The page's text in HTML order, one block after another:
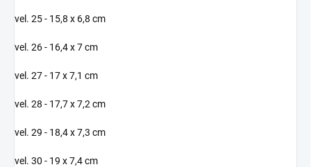
vel. 25 - 15,8 x 6,8 cm
vel. 26 - 16,4 x 7 cm
vel. 27 - 17 x 7,1 cm
vel. 28 - 17,7 x 7,2 cm
vel. 29 - 18,4 x 7,3 cm
vel. 30 - 19 x 7,4 cm